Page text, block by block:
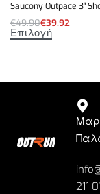
Saucony Outpace 3″
€49.90€39.92
Επιλογή
211